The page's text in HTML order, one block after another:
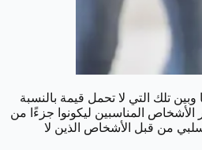
تلك التي لا تحمل قيمة بالنسبة
المناسبين ليكونوا جزءًا من
من قبل الأشخاص الذين لا